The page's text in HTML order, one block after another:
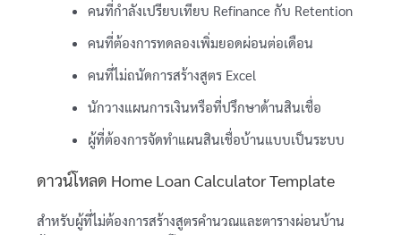
คนที่กำลังเปรียบเทียบ Refinance กับ Retention
คนที่ต้องการทดลองเพิ่มยอดผ่อนต่อเดือน
คนที่ไม่ถนัดการสร้างสูตร Excel
นักวางแผนการเงินหรือที่ปรึกษาด้านสินเชื่อ
ผู้ที่ต้องการจัดทำแผนสินเชื่อบ้านแบบเป็นระบบ
ดาวน์โหลด Home Loan Calculator Template
สำหรับผู้ที่ไม่ต้องการสร้างสูตรคำนวณและตารางผ่อนบ้าน